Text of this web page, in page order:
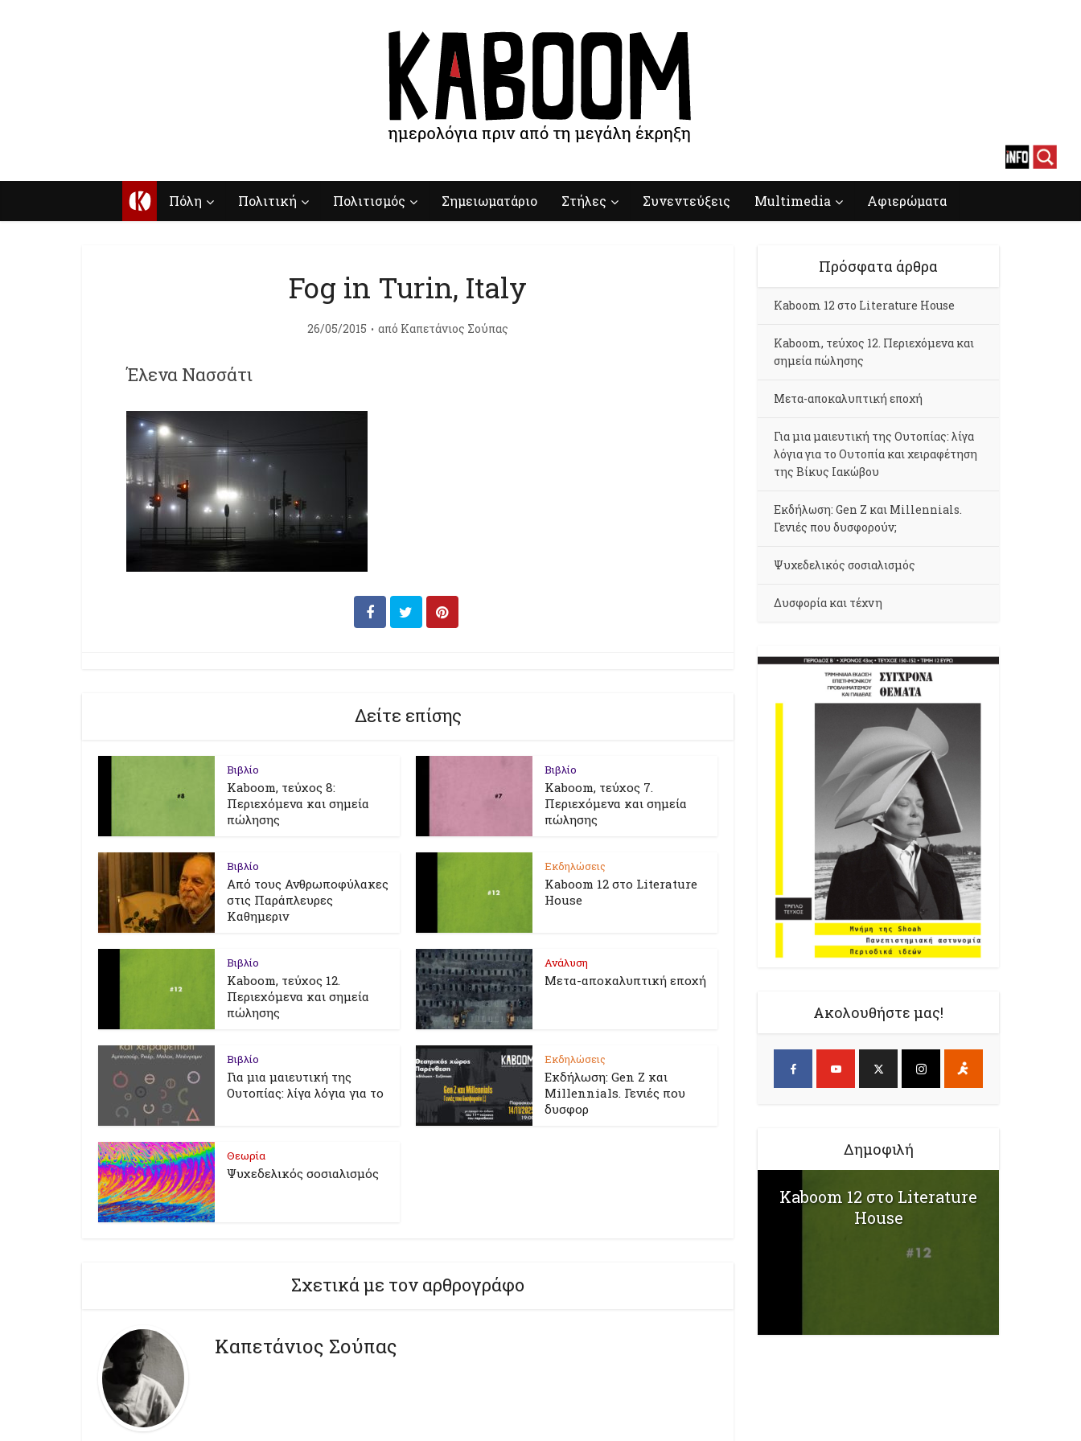
Κ Πόλη Πολιτική Πολιτισμός Σημειωματάριο Στήλες Συνεντεύξεις Multimedia Αφιερώματα
Fog in Turin, Italy
26/05/2015 από Καπετάνιος Σούπας
Έλενα Νασσάτι
Δείτε επίσης
Βιβλίο
Kaboom, τεύχος 8:
Περιεχόμενα και σημεία
πώλησης
Βιβλίο
Kaboom, τεύχος 7.
Περιεχόμενα και σημεία
πώλησης
Βιβλίο
Από τους Ανθρωποφύλακες
στις Παράπλευρες
Καθημεριν
Εκδηλώσεις
Kaboom 12 στο Literature
House
Βιβλίο
Kaboom, τεύχος 12.
Περιεχόμενα και σημεία
πώλησης
Ανάλυση
Μετα-αποκαλυπτική εποχή
Βιβλίο
Για μια μαιευτική της
Ουτοπίας: λίγα λόγια για το
Εκδηλώσεις
Εκδήλωση: Gen Z και
Millennials. Γενιές που
δυσφορ
Θεωρία
Ψυχεδελικός σοσιαλισμός
Σχετικά με τον αρθρογράφο
Καπετάνιος Σούπας
Πρόσφατα άρθρα
Kaboom 12 στο Literature House
Kaboom, τεύχος 12. Περιεχόμενα και
σημεία πώλησης
Μετα-αποκαλυπτική εποχή
Για μια μαιευτική της Ουτοπίας: λίγα
λόγια για το Ουτοπία και χειραφέτηση
της Βίκυς Ιακώβου
Εκδήλωση: Gen Z και Millennials.
Γενιές που δυσφορούν;
Ψυχεδελικός σοσιαλισμός
Δυσφορία και τέχνη
Ακολουθήστε μας!
Δημοφιλή
Kaboom 12 στο Literature
House